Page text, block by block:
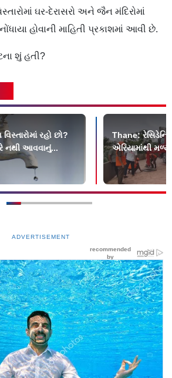
ઘર-દેરાસરો અને જૈન મંદિરોમાં
હોવાની માહિતી પ્રકાશમાં આવી છે.
શું હતી?
રહો છો?
નથી આવવાનું...
Thane:
એરિયામાંથી
ADVERTISEMENT